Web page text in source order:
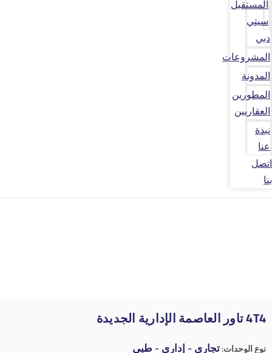
المستقبل
سيتي
دبي
المشروعات
المدونة
المطورين
العقاريين
نبذة
عنا
اتصل
بنا
4T4 تاور العاصمة الإدارية الجديدة
نوع الوحدات:تجاري - إداري - طبي